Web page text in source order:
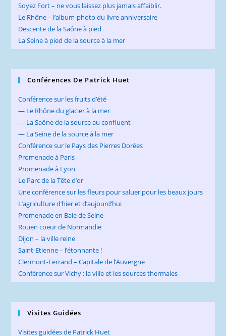
Soyez Fort – ne vous laissez plus jamais affaiblir.
Le Rhône – l’album-photo du livre anniversaire
Descente de la Saône à pied
La Seine à pied de la source à la mer
Conférences De Patrick Huet
Conférence sur les fruits d’été
— Le Rhône du glacier à la mer
— La Saône de la source au confluent
— La Seine de la source à la mer
Conférence sur le Pays des Pierres Dorées
Promenade à Paris
Promenade à Lyon
Le Parc de la Tête d’or
Une conférence sur les fleurs pour saluer pour les beaux jours
L’agriculture d’hier et d’aujourd’hui
Promenade en Baie de Seine
Rouen coeur de Normandie
Dijon – la ville reine
Saint-Etienne – l’étonnante !
Clermont-Ferrand – Capitale de l’Auvergne
Conférence sur Vichy : la ville et les sources thermales
Visites Guidées
Visites guidées de Patrick Huet